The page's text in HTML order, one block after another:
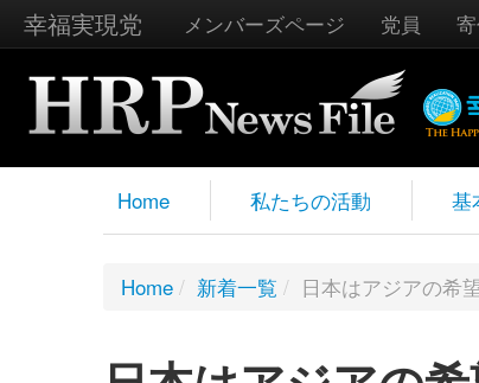
幸福実現党 メンバーズページ 党員
Home 私たちの活動 基
Home / 新着一覧 / 日本はアジアの希